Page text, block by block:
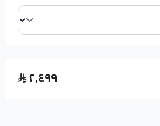
أي قطع أخرى.
الجودة (درجة أولى). ٢٬٤٩٩